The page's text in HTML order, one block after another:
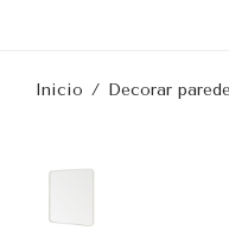
Inicio / Decorar